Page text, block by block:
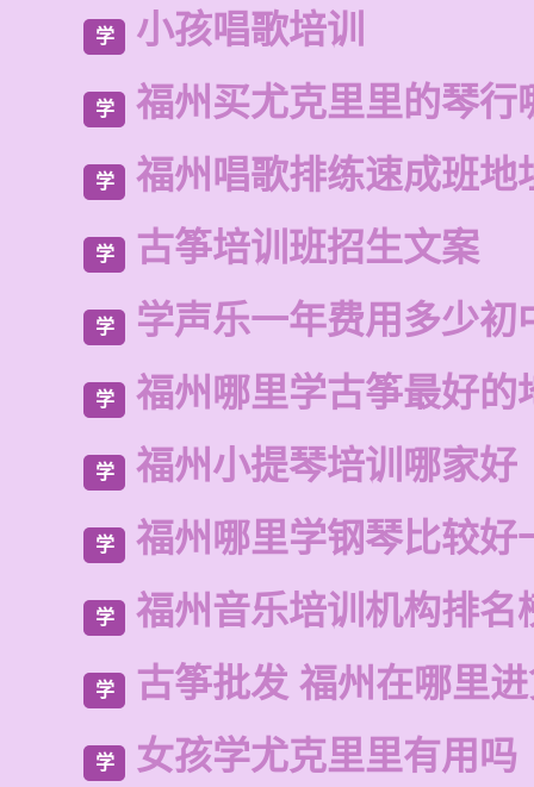
学 小孩唱歌培训
学 福州买尤克里里的琴行
学 福州唱歌排练速成班地
学 古筝培训班招生文案
学 学声乐一年费用多少初
学 福州哪里学古筝最好的
学 福州小提琴培训哪家好
学 福州哪里学钢琴比较好
学 福州音乐培训机构排名
学 古筝批发 福州在哪里
学 女孩学尤克里里有用吗